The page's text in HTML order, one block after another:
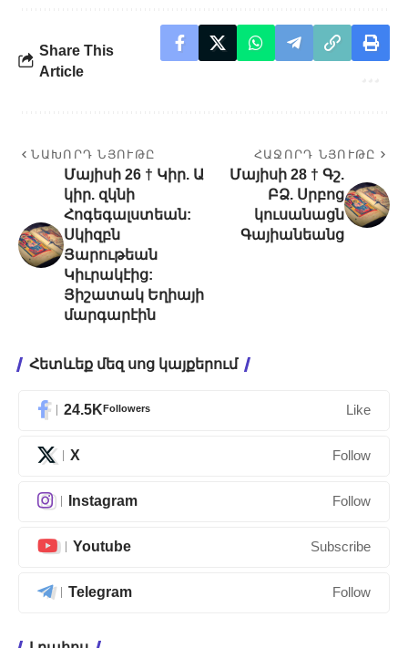
Share This
Article
ՆԱԽՈՐԴ ՆՅՈՒԹԸ
Մայիսի 26 † Կիր. Ա
կիր. զկնի
Հոգեգալստեան:
Սկիզբն
Յարութեան
Կիւրակէից:
Յիշատակ Եղիայի
մարգարէին
ՀԱՋՈՐԴ ՆՅՈՒԹԸ
Մայիսի 28 † Գշ.
ԲՁ. Սրբոց
կուսանացն
Գայիանեանց
Հետևեք մեզ սոց կայքերում
24.5KFollowers Like
X Follow
Instagram Follow
Youtube Subscribe
Telegram Follow